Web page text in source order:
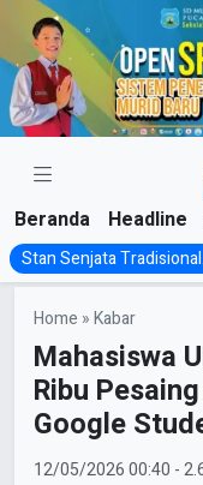
Skip
content
Beranda Headline
Stan Senjata
Home »Kabar
Mahasiswa
Ribu
Google
12/05/202600:40 -